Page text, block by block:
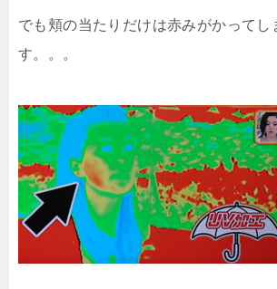
でも頬の当たりだけは赤みがかってし
す。。。